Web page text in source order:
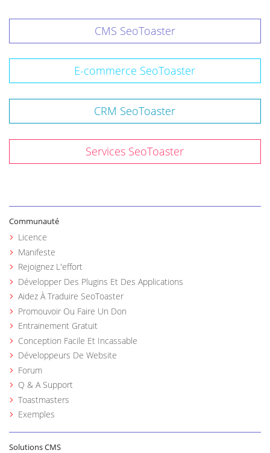
CMS SeoToaster
E-commerce SeoToaster
CRM SeoToaster
Services SeoToaster
Communauté
Licence
Manifeste
Rejoignez L'effort
Développer Des Plugins Et Des Applications
Aidez À Traduire SeoToaster
Promouvoir Ou Faire Un Don
Entrainement Gratuit
Conception Facile Et Incassable
Développeurs De Website
Forum
Q & A Support
Toastmasters
Exemples
Solutions CMS